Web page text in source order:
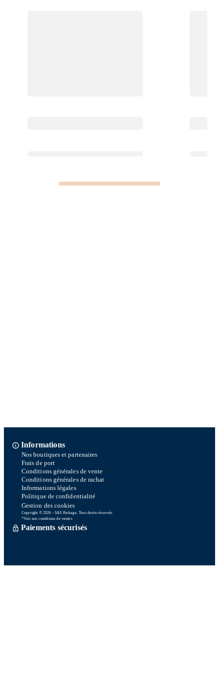
Informations
Nos boutiques et partenaires
Frais de port
Conditions générales de vente
Conditions générales de rachat
Informations légales
Politique de confidentialité
Gestion des cookies
Copyright © 2026 - SAS Parkage. Tous droits réservés.
*Voir nos conditions de ventes
Paiements sécurisés